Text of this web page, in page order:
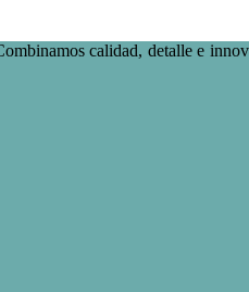
calidad, detalle e